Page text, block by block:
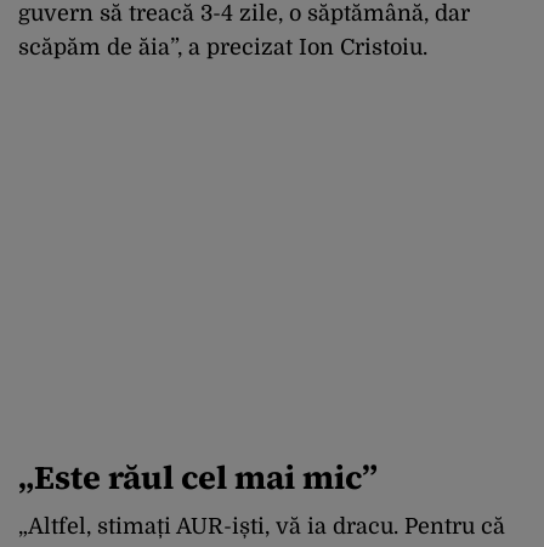
guvern să treacă 3-4 zile, o săptămână, dar
scăpăm de ăia”, a precizat Ion Cristoiu.
„Este răul cel mai mic”
„Altfel, stimați AUR-iști, vă ia dracu. Pentru că